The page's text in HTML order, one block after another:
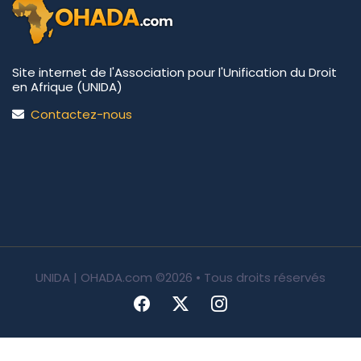
Site internet de l'Association pour l'Unification du Droit
en Afrique (UNIDA)
Contactez-nous
UNIDA | OHADA.com ©2026 • Tous droits réservés